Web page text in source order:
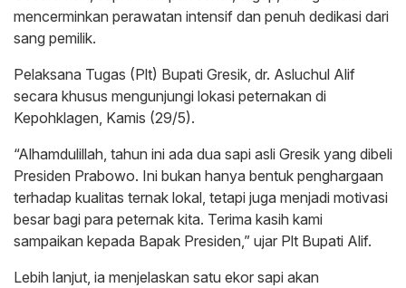
mencerminkan perawatan intensif dan penuh dedikasi dari
sang pemilik.
Pelaksana Tugas (Plt) Bupati Gresik, dr. Asluchul Alif
secara khusus mengunjungi lokasi peternakan di
Kepohklagen, Kamis (29/5).
“Alhamdulillah, tahun ini ada dua sapi asli Gresik yang dibeli
Presiden Prabowo. Ini bukan hanya bentuk penghargaan
terhadap kualitas ternak lokal, tetapi juga menjadi motivasi
besar bagi para peternak kita. Terima kasih kami
sampaikan kepada Bapak Presiden,” ujar Plt Bupati Alif.
Lebih lanjut, ia menjelaskan satu ekor sapi akan